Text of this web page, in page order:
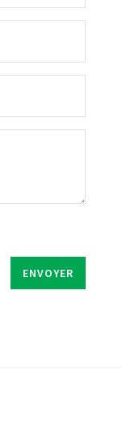
ENVOYER